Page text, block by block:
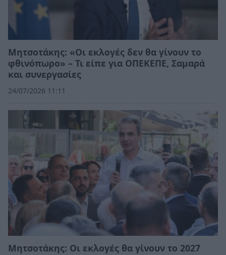
Μητσοτάκης: «Οι εκλογές δεν θα γίνουν το
φθινόπωρο» – Τι είπε για ΟΠΕΚΕΠΕ, Σαμαρά
και συνεργασίες
24/07/2026 11:11
Μητσοτάκης: Οι εκλογές θα γίνουν το 2027